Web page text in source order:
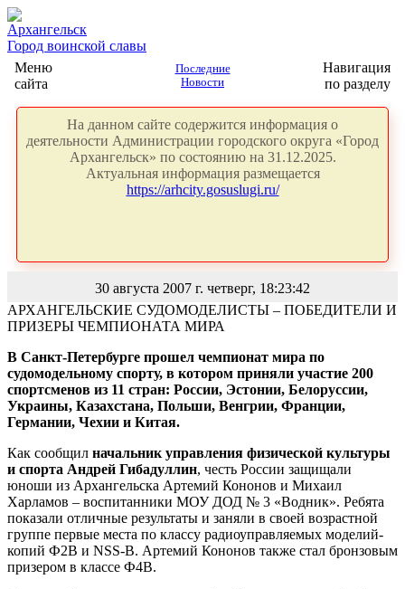
Архангельск
Город воинской славы
Меню
сайта
Последние
Новости
Навигация
по разделу
На данном сайте содержится информация о
деятельности Администрации городского округа «Город
Архангельск» по состоянию на 31.12.2025.
Актуальная информация размещается
https://arhcity.gosuslugi.ru/
30 августа 2007 г. четверг, 18:23:42
АРХАНГЕЛЬСКИЕ СУДОМОДЕЛИСТЫ – ПОБЕДИТЕЛИ И
ПРИЗЕРЫ ЧЕМПИОНАТА МИРА
В Санкт-Петербурге прошел чемпионат мира по
судомодельному спорту, в котором приняли участие 200
спортсменов из 11 стран: России, Эстонии, Белоруссии,
Украины, Казахстана, Польши, Венгрии, Франции,
Германии, Чехии и Китая.
Как сообщил начальник управления физической культуры
и спорта Андрей Гибадуллин, честь России защищали
юноши из Архангельска Артемий Кононов и Михаил
Харламов – воспитанники МОУ ДОД № 3 «Водник». Ребята
показали отличные результаты и заняли в своей возрастной
группе первые места по классу радиоуправляемых моделий-
копий Ф2В и NSS-B. Артемий Кононов также стал бронзовым
призером в классе Ф4В.